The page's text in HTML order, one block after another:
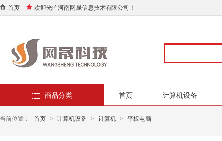
首页 欢迎光临河南网晟信息技术有限公司！
商品分类 首页 计算机设备
当前位置： 首页 > 计算机设备 > 计算机 > 平板电脑